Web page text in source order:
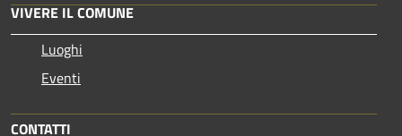
VIVERE IL COMUNE
Luoghi
Eventi
CONTATTI